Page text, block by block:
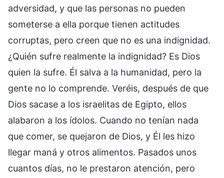
adversidad, y que las personas no pueden
someterse a ella porque tienen actitudes
corruptas, pero creen que no es una indignidad.
¿Quién sufre realmente la indignidad? Es Dios
quien la sufre. Él salva a la humanidad, pero la
gente no lo comprende. Veréis, después de que
Dios sacase a los israelitas de Egipto, ellos
alabaron a los ídolos. Cuando no tenían nada
que comer, se quejaron de Dios, y Él les hizo
llegar maná y otros alimentos. Pasados unos
cuantos días, no le prestaron atención, pero